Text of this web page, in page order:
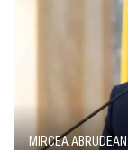
MIRCEA